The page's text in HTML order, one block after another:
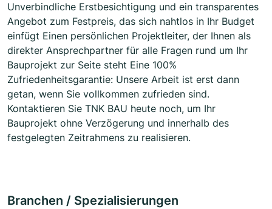
Unverbindliche Erstbesichtigung und ein transparentes
Angebot zum Festpreis, das sich nahtlos in Ihr Budget
einfügt Einen persönlichen Projektleiter, der Ihnen als
direkter Ansprechpartner für alle Fragen rund um Ihr
Bauprojekt zur Seite steht Eine 100%
Zufriedenheitsgarantie: Unsere Arbeit ist erst dann
getan, wenn Sie vollkommen zufrieden sind.
Kontaktieren Sie TNK BAU heute noch, um Ihr
Bauprojekt ohne Verzögerung und innerhalb des
festgelegten Zeitrahmens zu realisieren.
Branchen / Spezialisierungen